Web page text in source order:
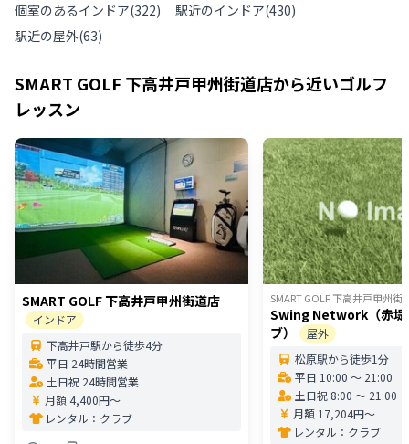
個室のあるインドア(322) 駅近のインドア(430)
駅近の屋外(63)
SMART GOLF 下高井戸甲州街道店から近いゴルフ
レッスン
SMART GOLF 下高井戸甲州街道店
インドア
下高井戸駅から徒歩4分
平日 24時間営業
土日祝 24時間営業
月額 4,400円〜
レンタル： クラブ
SMART GOLF 下高井戸甲州街
Swing Network（赤堤
ブ）
屋外
松原駅から徒歩1分
平日 10:00 〜 21:00
土日祝 8:00 〜 21:00
月額 17,204円〜
レンタル： クラブ